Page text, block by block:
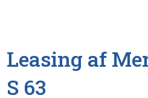
Leasing af
S 63